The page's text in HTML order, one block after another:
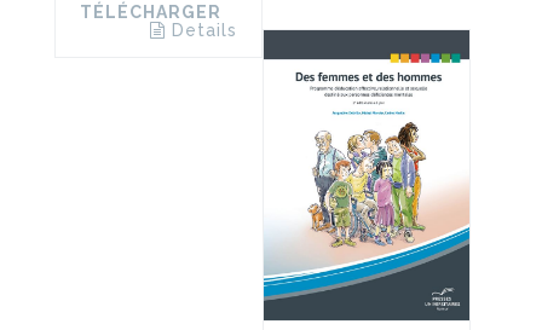
TÉLÉCHARGER
Details